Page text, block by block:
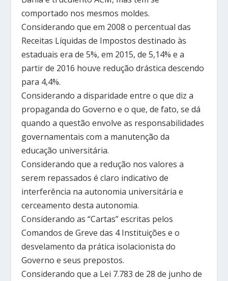
comportado nos mesmos moldes.
Considerando que em 2008 o percentual das
Receitas Líquidas de Impostos destinado às
estaduais era de 5%, em 2015, de 5,14% e a
partir de 2016 houve redução drástica descendo
para 4,4%.
Considerando a disparidade entre o que diz a
propaganda do Governo e o que, de fato, se dá
quando a questão envolve as responsabilidades
governamentais com a manutenção da
educação universitária.
Considerando que a redução nos valores a
serem repassados é claro indicativo de
interferência na autonomia universitária e
cerceamento desta autonomia.
Considerando as “Cartas” escritas pelos
Comandos de Greve das 4 Instituições e o
desvelamento da prática isolacionista do
Governo e seus prepostos.
Considerando que a Lei 7.783 de 28 de junho de